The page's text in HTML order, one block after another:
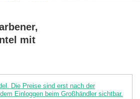
mit
Die Preise sind erst nach der
Einloggen beim Großhändler sichtbar.